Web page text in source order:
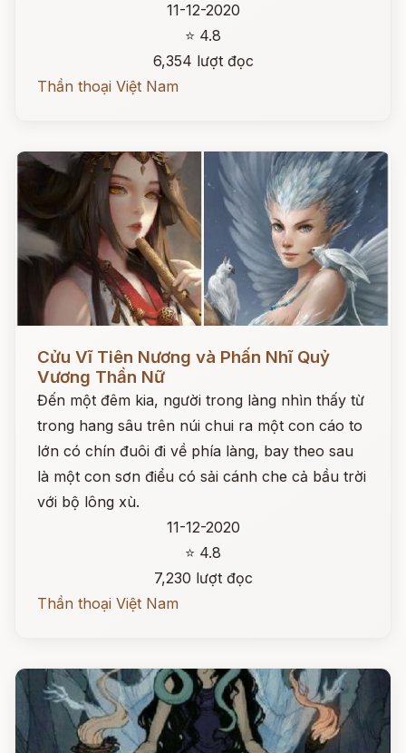
11-12-2020
⭐ 4.8
6,354 lượt đọc
Thần thoại Việt Nam
Cửu Vĩ Tiên Nương và Phấn Nhĩ Quỷ
Vương Thần Nữ
Đến một đêm kia, người trong làng nhìn thấy từ
trong hang sâu trên núi chui ra một con cáo to
lớn có chín đuôi đi về phía làng, bay theo sau
là một con sơn điểu có sải cánh che cả bầu trời
với bộ lông xù.
11-12-2020
⭐ 4.8
7,230 lượt đọc
Thần thoại Việt Nam